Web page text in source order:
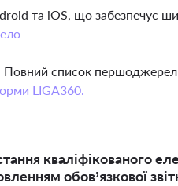
та iOS, що забезпечує
Повний список
LIGA360.
кваліфікованого
обов’язкової